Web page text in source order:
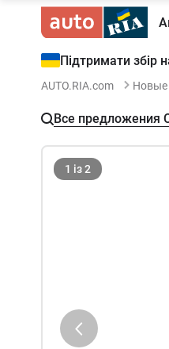
Підтримати збір
AUTO.RIA.com Новые
Все предложения
1 із2